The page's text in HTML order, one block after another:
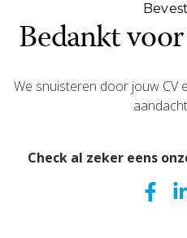
Bedankt
We snuisteren door jouw CV
Check al zeker eens